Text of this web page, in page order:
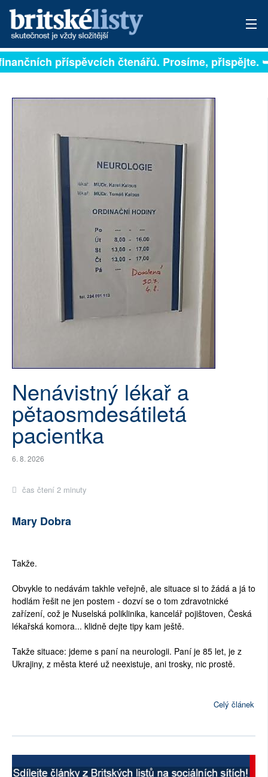
PŘIHLÁSIT
NEJČTENĚJŠÍ ZA 7 DNÍ
PŘÍSPĚVKY NA PROVOZ
na finančních příspěvcích čtenářů. Prosíme,
Nenávistný lékař a
pětaosmdesátiletá
pacientka
6. 8. 2026
čas čtení 2 minuty
Mary Dobra
Takže.
Obvykle to nedávám takhle veřejně, ale situace si to žádá a já to
hodlám řešit ne jen postem - dozví se o tom zdravotnické
zařízení, což je Nuselská poliklinika, kancelář pojištoven, Česká
lékařská komora... klidně dejte tipy kam ještě.
Takže situace: jdeme s paní na neurologii. Paní je 85 let, je z
Ukrajiny, z města které už neexistuje, ani trosky, nic prostě.
Celý článek